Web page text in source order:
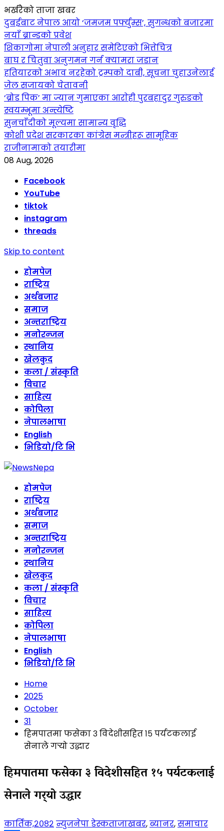
भर्खरैको ताजा खबर
दुबईबाट नेपाल आयो ‘जमजम पर्फ्युम्स’, सुगन्धको बजारमा
नयाँ ब्रान्डको प्रवेश
शिकागोमा नेपाली अनुहार समेटिएको भित्तेचित्र
बाघ र चितुवा अनुगमन गर्न क्यामरा जडान
हतियारको अभाव नरहेको ट्रम्पको दाबी, सूचना चुहाउनेलाई
जेल सजायको चेतावनी
‘ब्रोड पिक’ मा ज्यान गुमाएका आराेही पुरबहादुर गुरुङको
स्वयम्भूमा अन्त्येष्टि
सुनचाँदीको मूल्यमा सामान्य वृद्धि
कोशी प्रदेश सरकारका कांग्रेस मन्त्रीहरू सामूहिक
राजीनामाको तयारीमा
08 Aug, 2026
Facebook
YouTube
tiktok
instagram
threads
Skip to content
होमपेज
राष्ट्रिय
अर्थबजार
समाज
अन्तराष्ट्रिय
मनोरन्जन
स्थानिय
खेलकुद
कला / संस्कृति
विचार
साहित्य
कोपिला
नेपालभाषा
English
भिडियो/टि भि
होमपेज
राष्ट्रिय
अर्थबजार
समाज
अन्तराष्ट्रिय
मनोरन्जन
स्थानिय
खेलकुद
कला / संस्कृति
विचार
साहित्य
कोपिला
नेपालभाषा
English
भिडियो/टि भि
Home
2025
October
31
हिमपातमा फसेका ३ विदेशीसहित १५ पर्यटकलाई
सेनाले गर्‍यो उद्धार
हिमपातमा फसेका ३ विदेशीसहित १५ पर्यटकलाई
सेनाले गर्‍यो उद्धार
कार्तिक,२०८२ न्युजनेपा डेस्कताजाखबर,ब्यानर,समाचार